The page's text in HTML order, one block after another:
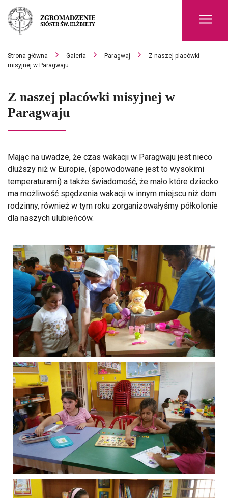
Strona główna Galeria Paragwaj
Z naszej placówki
misyjnej w Paragwaju
Z naszej placówki misyjnej w
Paragwaju
Mając na uwadze, że czas wakacji w Paragwaju jest nieco
dłuższy niż w Europie, (spowodowane jest to wysokimi
temperaturami) a także świadomość, że mało które dziecko
ma możliwość spędzenia wakacji w innym miejscu niż dom
rodzinny, również w tym roku zorganizowałyśmy półkolonie
dla naszych ulubieńców.